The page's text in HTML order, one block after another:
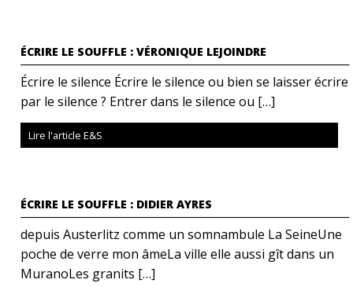
ÉCRIRE LE SOUFFLE : VÉRONIQUE LEJOINDRE
Écrire le silence Écrire le silence ou bien se laisser écrire
par le silence ? Entrer dans le silence ou […]
Lire l'article E&S
ÉCRIRE LE SOUFFLE : DIDIER AYRES
depuis Austerlitz comme un somnambule La SeineUne
poche de verre mon âmeLa ville elle aussi gît dans un
MuranoLes granits […]